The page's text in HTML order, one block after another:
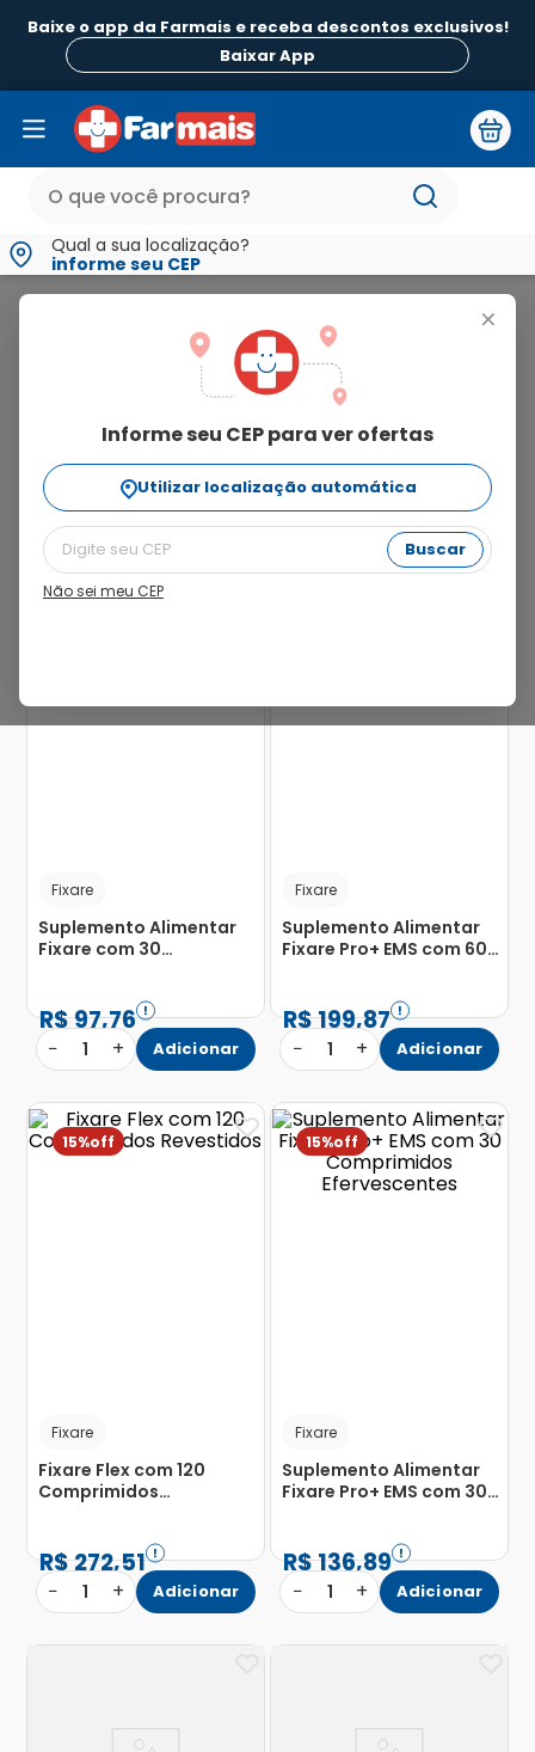
Baixe o app da Farmais e receba descontos exclusivos!
Baixar App
Qual a sua localização?
informe seu CEP
+
Informe seu CEP para ver ofertas
Utilizar localização automática
Buscar
Não sei meu CEP
Ordenar Por
relevância
30%
Fixare
Suplemento Alimentar
Fixare com 30
R$97,76
− 1 + Adicionar
Fixare
Suplemento Alimentar
Fixare Pro+ EMS com 60
R$199,87
− 1 + Adicionar
15%
Fixare
Fixare Flex com 120
Comprimidos
R$272,51
− 1 + Adicionar
15%
Fixare
Suplemento Alimentar
Fixare Pro+ EMS com 30
R$136,89
− 1 + Adicionar